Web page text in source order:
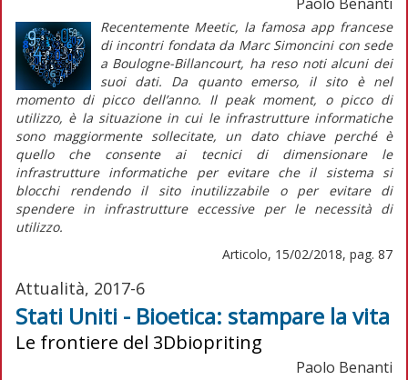
Recentemente Meetic, la famosa appfrancese
di incontri fondata da Marc Simoncini con sede
a Boulogne-Billancourt, ha reso noti alcuni dei
suoi dati. Da quanto emerso, il sito è nel
momento di picco dell’anno. Il peak moment, o picco di
utilizzo, è la situazione in cui le infrastrutture informatiche
sono maggiormente sollecitate, un dato chiave perché è
quello che consente ai tecnici di dimensionare le
infrastrutture informatiche per evitare che il sistema si
blocchi rendendo il sito inutilizzabile o per evitare di
spendere in infrastrutture eccessive per le necessità di
utilizzo.
Articolo, 15/02/2018, pag. 87
Attualità, 2017-6
Stati Uniti - Bioetica: stampare la vita
Le frontiere del 3Dbiopriting
Paolo Benanti